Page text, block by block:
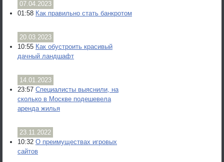
07.04.2023
01:58 Как правильно стать банкротом
20.03.2023
10:55 Как обустроить красивый
дачный ландшафт
14.01.2023
23:57 Специалисты выяснили, на
сколько в Москве подешевела
аренда жилья
23.11.2022
10:32 О преимуществах игровых
сайтов